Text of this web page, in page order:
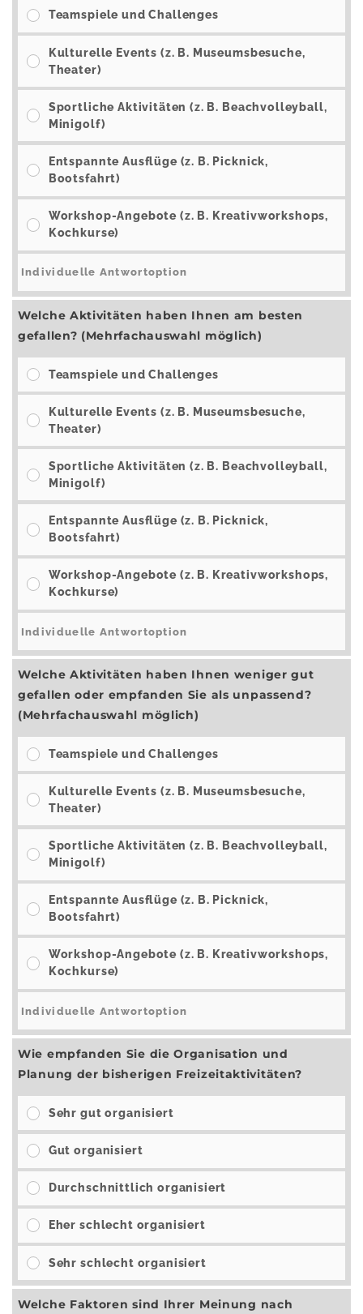
Teamspiele und Challenges
Kulturelle Events (z. B. Museumsbesuche,
Theater)
Sportliche Aktivitäten (z. B. Beachvolleyball,
Minigolf)
Entspannte Ausflüge (z. B. Picknick,
Bootsfahrt)
Workshop-Angebote (z. B. Kreativworkshops,
Kochkurse)
Welche Aktivitäten haben Ihnen am besten
gefallen? (Mehrfachauswahl möglich)
Teamspiele und Challenges
Kulturelle Events (z. B. Museumsbesuche,
Theater)
Sportliche Aktivitäten (z. B. Beachvolleyball,
Minigolf)
Entspannte Ausflüge (z. B. Picknick,
Bootsfahrt)
Workshop-Angebote (z. B. Kreativworkshops,
Kochkurse)
Welche Aktivitäten haben Ihnen weniger gut
gefallen oder empfanden Sie als unpassend?
(Mehrfachauswahl möglich)
Teamspiele und Challenges
Kulturelle Events (z. B. Museumsbesuche,
Theater)
Sportliche Aktivitäten (z. B. Beachvolleyball,
Minigolf)
Entspannte Ausflüge (z. B. Picknick,
Bootsfahrt)
Workshop-Angebote (z. B. Kreativworkshops,
Kochkurse)
Wie empfanden Sie die Organisation und
Planung der bisherigen Freizeitaktivitäten?
Sehr gut organisiert
Gut organisiert
Durchschnittlich organisiert
Eher schlecht organisiert
Sehr schlecht organisiert
Welche Faktoren sind Ihrer Meinung nach